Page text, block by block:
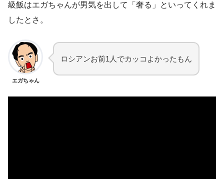
級飯はエガちゃんが男気を出して「奢る」といってくれま
したとさ。
エガちゃん
ロシアンお前1人でカッコよかったもん